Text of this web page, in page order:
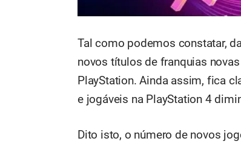
Tal como podemos constatar,
novos títulos de franquias
PlayStation. Ainda assim, fica
e jogáveis na PlayStation 4
Dito isto, o número de novos